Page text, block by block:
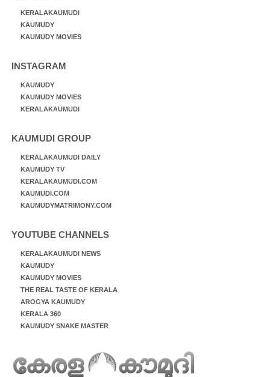
KERALAKAUMUDI
KAUMUDY
KAUMUDY MOVIES
INSTAGRAM
KAUMUDY
KAUMUDY MOVIES
KERALAKAUMUDI
KAUMUDI GROUP
KERALAKAUMUDI DAILY
KAUMUDY TV
KERALAKAUMUDI.COM
KAUMUDI.COM
KAUMUDYMATRIMONY.COM
YOUTUBE CHANNELS
KERALAKAUMUDI NEWS
KAUMUDY
KAUMUDY MOVIES
THE REAL TASTE OF KERALA
AROGYA KAUMUDY
KERALA 360
KAUMUDY SNAKE MASTER